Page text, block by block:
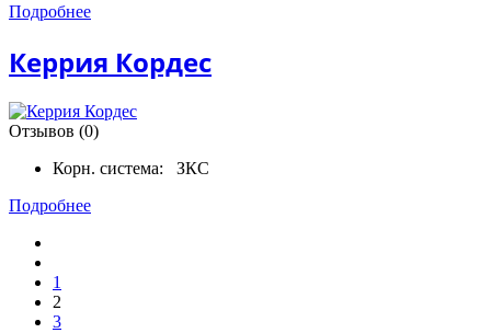
Подробнее
Керрия Кордес
Отзывов (0)
Корн. система:
ЗКС
Подробнее
1
2
3